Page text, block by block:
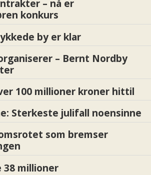
– nå er
konkurs
by er klar
– Bernt Nordby
100 millioner kroner hittil
Sterkeste julifall noensinne
som bremser
millioner